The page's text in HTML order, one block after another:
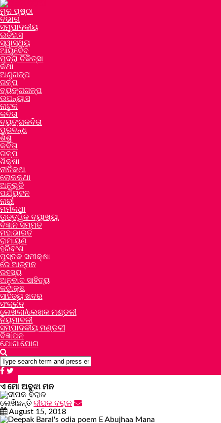
ମୂଳ ପୃଷ୍ଠା
ବିଭାଗ
ସମ୍ପାଦକୀୟ
ଇତିହାସ
ସ୍ୱାସ୍ଥ୍ୟ
ଆୟୁର୍ବେଦ
ମୁଦ୍ରା ଚିକିତ୍ସା
କଥା
ଅଣୁଗଳ୍ପ
ଗଳ୍ପ
ବ୍ୟଙ୍ଗଗଳ୍ପ
ଉପନ୍ୟାସ
ନାଟକ
କବିତା
ବ୍ୟଙ୍ଗକବିତା
ପ୍ରବନ୍ଧ
ଶିଶୁ
କବିତା
ଗଳ୍ପ
ଶିକ୍ଷା
ନୀତିକଥା
ଲୋକକଥା
ଅନୁଭୂତି
ପର୍ଯ୍ୟଟନ
ନାରୀ
ମର୍ମକଥା
ତାତ୍ତ୍ୱିକ ବ୍ୟାଖ୍ୟା
ବିଜ୍ଞାନ ସମ୍ମତ
ମହାଭାରତ
ରାମାୟଣ
ହରିବଂଶ
ପୁସ୍ତକ ସମୀକ୍ଷା
ରେ ଆତ୍ମନ
ରହସ୍ୟ
ଅନୁବାଦ ସାହିତ୍ୟ
କଟାକ୍ଷ
ସାହିତ୍ୟ ଖବର
ସଂକଳନ
ଲେଖିକା/ଲେଖକ ମଣ୍ଡଳୀ
ନିୟମାବଳୀ
ସମ୍ପାଦକୀୟ ମଣ୍ଡଳୀ
ବିଜ୍ଞାପନ
ଯୋଗାଯୋଗ
ଏ ମୋ ଅବୁଝା ମନ
ଲେଖିଛନ୍ତି ଦୀପକ ବରାଳ
August 15, 2018